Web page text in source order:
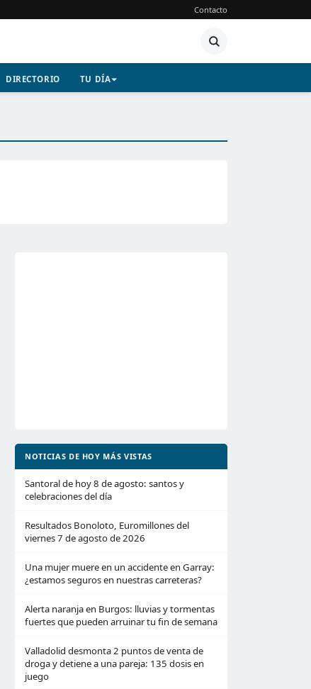
Contacto
DIRECTORIO TU DÍA
NOTICIAS DE HOY MÁS VISTAS
Santoral de hoy 8 de agosto: santos y
celebraciones del día
Resultados Bonoloto, Euromillones del
viernes 7 de agosto de 2026
Una mujer muere en un accidente en Garray:
¿estamos seguros en nuestras carreteras?
Alerta naranja en Burgos: lluvias y tormentas
fuertes que pueden arruinar tu fin de semana
Valladolid desmonta 2 puntos de venta de
droga y detiene a una pareja: 135 dosis en
juego